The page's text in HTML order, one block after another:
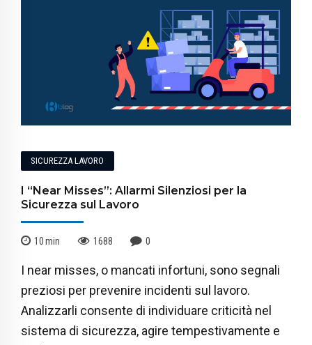
SICUREZZA LAVORO
I “Near Misses”: Allarmi Silenziosi per la
Sicurezza sul Lavoro
10min 1688 0
I near misses, o mancati infortuni, sono segnali
preziosi per prevenire incidenti sul lavoro.
Analizzarli consente di individuare criticità nel
sistema di sicurezza, agire tempestivamente e